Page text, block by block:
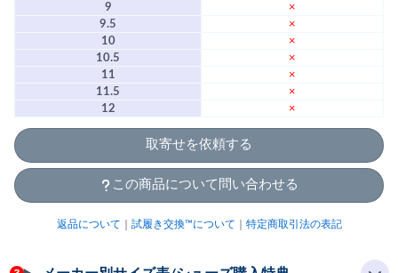
9
×
9.5
×
10
×
10.5
×
11
×
11.5
×
12
×
取寄せを依頼する
この商品について問い合わせる
返品について 試履き交換™について 特定商取引法の表記